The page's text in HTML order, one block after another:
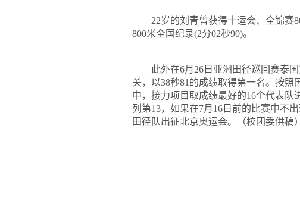
22岁的刘青曾获得十运会、全锦赛
800米全国纪录(2分02秒90)。
此外在6月 26 日 亚洲田径巡回赛泰
关，以38秒81 的成绩取得第一名。按照
中，接力项目取成绩最好的16个代表队
列第13，如果在7月 16 日前的比赛中不
田径队出征北京奥运会。（校团委供稿）